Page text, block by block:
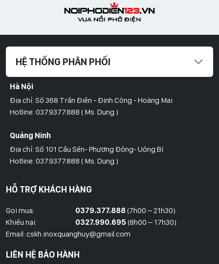
HỆ THỐNG PHÂN PHỐI
Hà Nội
Địa chỉ: Số 368 Trần Điền - Định Công - Hoàng Mai
Hotline: 037.9377.888 ( Ms. Dung )
Quảng Ninh
Địa chỉ: Số 101 Cầu Sến- Phương Đông- Uông Bí
Hotline: 037.9377.888 ( Ms. Dung )
Hồ Chí Minh
Hotline: 09786.01.388 ( Mr. Huy )
Thái Bình
Đối diện ủy ban nhân dân xã Vũ Hoà - Kiến Xương - Thái Bình
Hotline: 037.9377.888 ( Ms. Dung )
HỖ TRỢ KHÁCH HÀNG
Gọi mua: 0379.377.888(7h00 – 21h30)
Khiếu nại:
0327.990.695(8h00 – 17h30)
Email: cskh.inoxquanghuy@gmail.com
LIÊN HỆ BẢO HÀNH